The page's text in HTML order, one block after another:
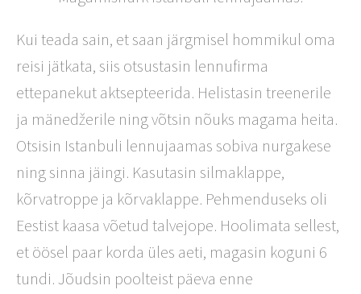
Kui teada sain, et saan järgmisel hommikul oma
reisi jätkata, siis otsustasin lennufirma
ettepanekut aktsepteerida. Helistasin treenerile
ja mänedžerile ning võtsin nõuks magama heita.
Otsisin Istanbuli lennujaamas sobiva nurgakese
ning sinna jäingi. Kasutasin silmaklappe,
kõrvatroppe ja kõrvaklappe. Pehmenduseks oli
Eestist kaasa võetud talvejope. Hoolimata sellest,
et öösel paar korda üles aeti, magasin koguni 6
tundi. Jõudsin poolteist päeva enne